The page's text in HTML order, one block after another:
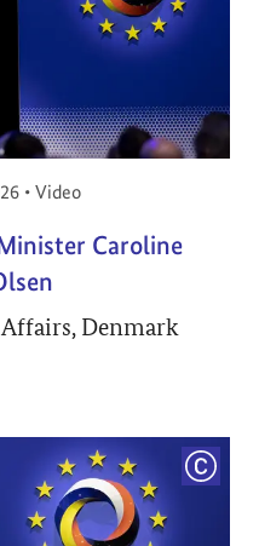
am:
• Video
Caroline
Denmark